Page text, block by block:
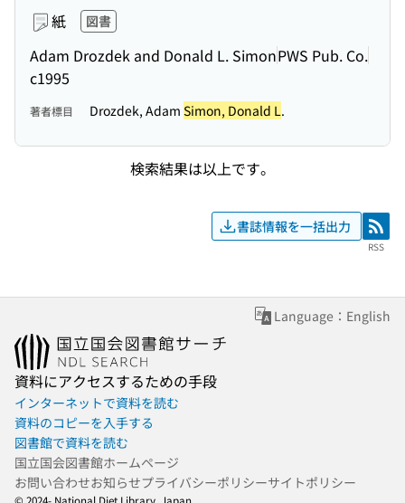
紙 図書
Adam Drozdek and Donald L. SimonPWS Pub. Co.
c1995
著者標目 Drozdek, Adam Simon, Donald L.
検索結果は以上です。
書誌情報を一括出力 RSS
RSS
Language：English
資料にアクセスするための手段
インターネットで資料を読む
資料のコピーを入手する
図書館で資料を読む
国立国会図書館ホームページ
お問い合わせお知らせプライバシーポリシーサイトポリシー
© 2024- National Diet Library, Japan.